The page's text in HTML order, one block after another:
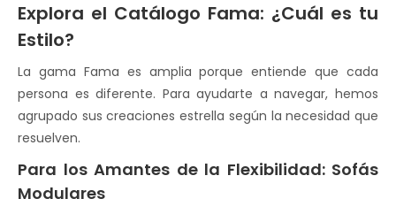
Explora el Catálogo Fama: ¿Cuál es tu
Estilo?
La gama Fama es amplia porque entiende que cada
persona es diferente. Para ayudarte a navegar, hemos
agrupado sus creaciones estrella según la necesidad que
resuelven.
Para los Amantes de la Flexibilidad: Sofás
Modulares